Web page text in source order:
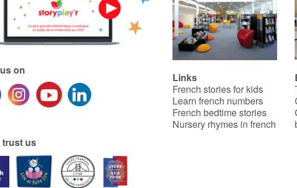
on
trust us
Links
French stories for kids
Learn french numbers
French bedtime stories
Nursery rhymes in french